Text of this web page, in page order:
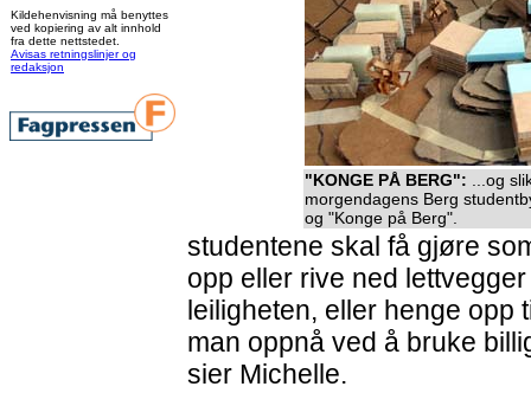
Kildehenvisning må benyttes
ved kopiering av alt innhold
fra dette nettstedet.
Avisas retningslinjer og
redaksjon
"KONGE PÅ BERG": ...og
morgendagens Berg
og "Konge på Berg".
studentene skal få gjøre
opp eller rive ned
leiligheten, eller henge opp
man oppnå ved å bruke
sier Michelle.